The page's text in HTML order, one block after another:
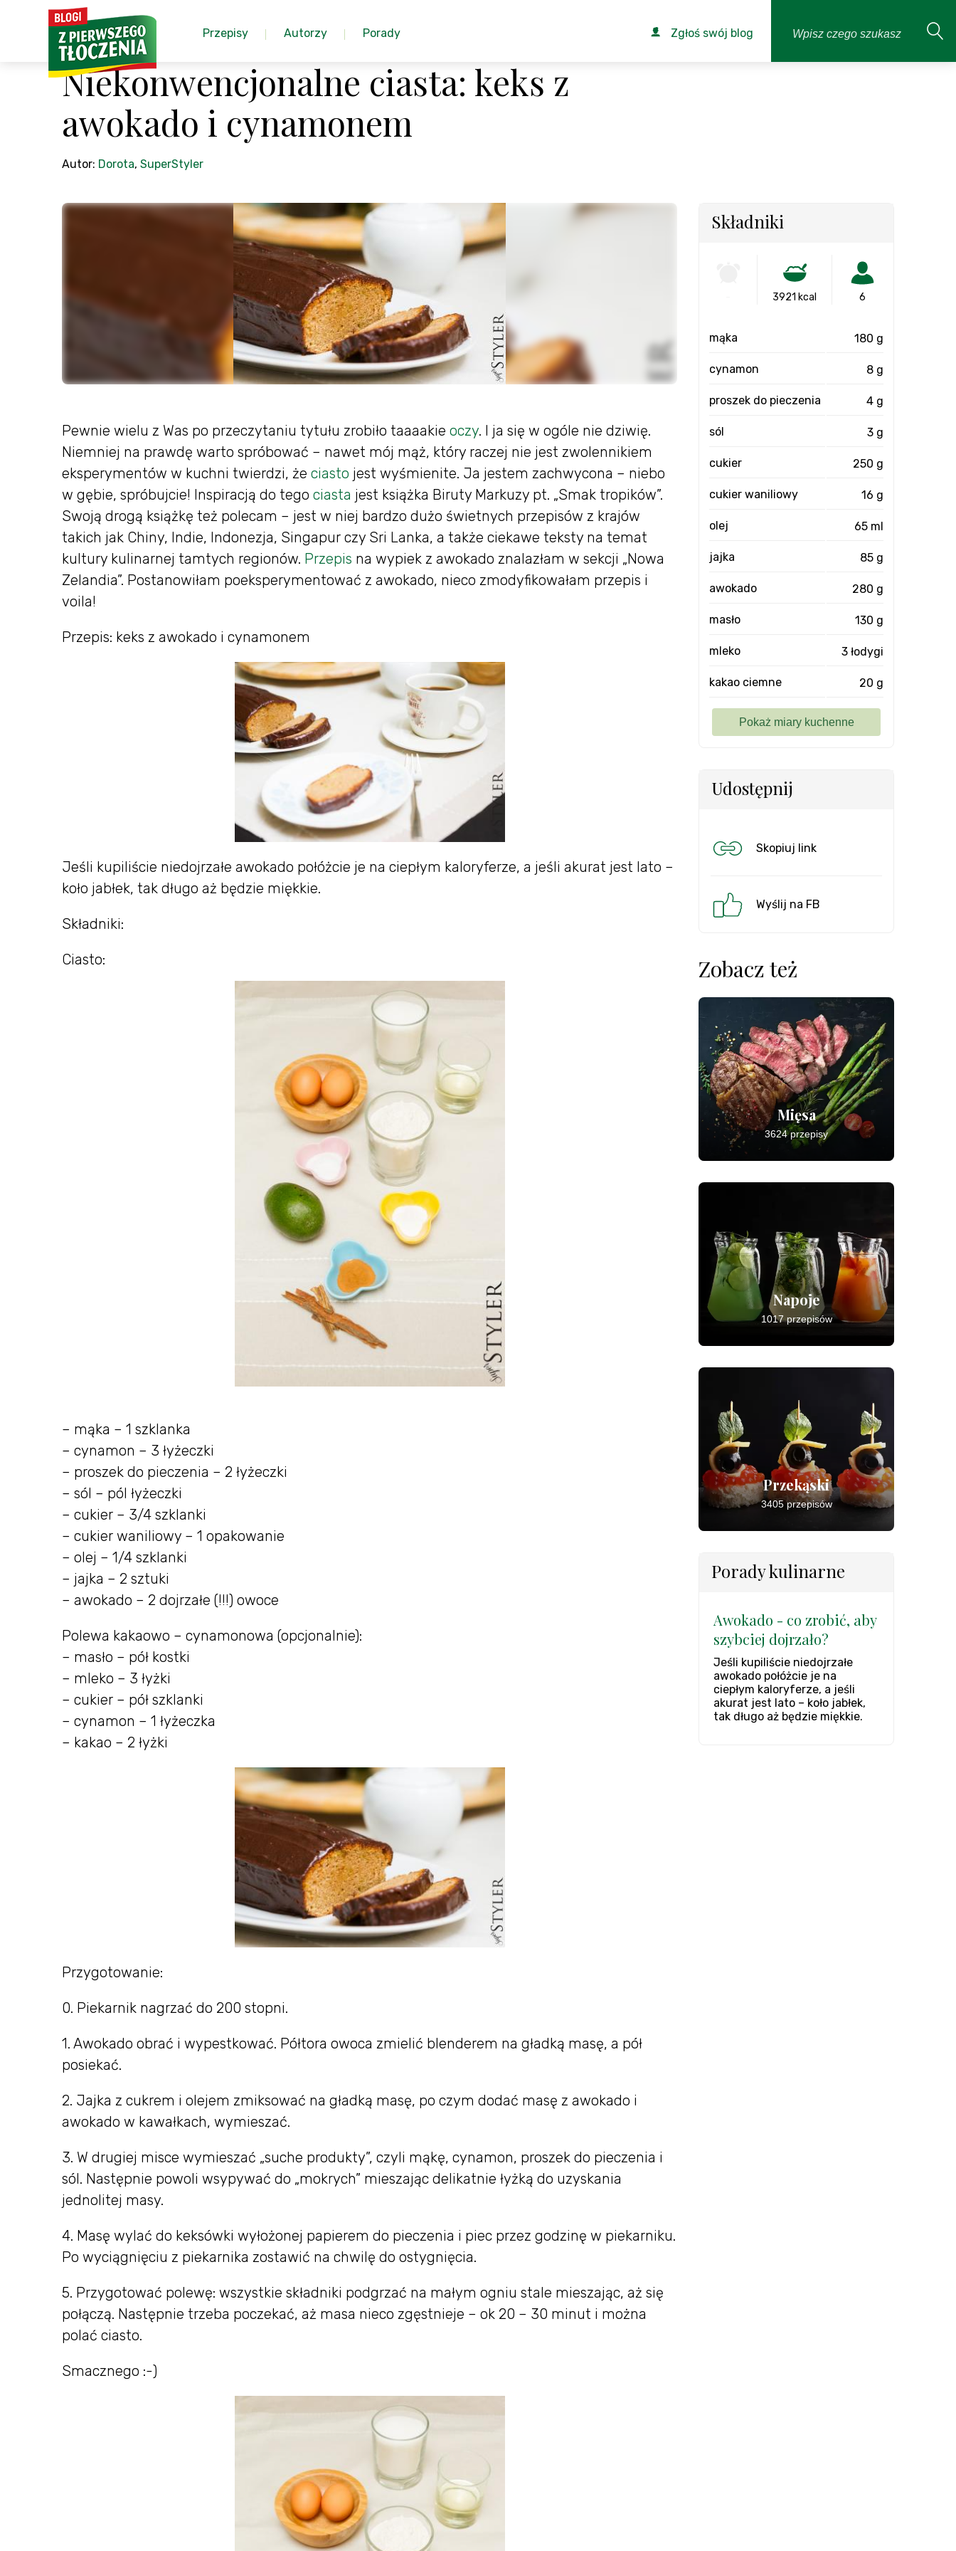
Przepisy Autorzy Porady Zgłoś swój blog
Niekonwencjonalne ciasta: keks z
awokado i cynamonem
Autor: Dorota, SuperStyler
Pewnie wielu z Was po przeczytaniu tytułu zrobiło taaaakie oczy. I ja się w ogóle nie dziwię.
Niemniej na prawdę warto spróbować – nawet mój mąż, który raczej nie jest zwolennikiem
eksperymentów w kuchni twierdzi, że ciasto jest wyśmienite. Ja jestem zachwycona – niebo
w gębie, spróbujcie! Inspiracją do tego ciasta jest książka Biruty Markuzy pt. „Smak tropików”.
Swoją drogą książkę też polecam – jest w niej bardzo dużo świetnych przepisów z krajów
takich jak Chiny, Indie, Indonezja, Singapur czy Sri Lanka, a także ciekawe teksty na temat
kultury kulinarnej tamtych regionów. Przepis na wypiek z awokado znalazłam w sekcji „Nowa
Zelandia”. Postanowiłam poeksperymentować z awokado, nieco zmodyfikowałam przepis i
voila!
Przepis: keks z awokado i cynamonem
Jeśli kupiliście niedojrzałe awokado połóżcie je na ciepłym kaloryferze, a jeśli akurat jest lato –
koło jabłek, tak długo aż będzie miękkie.
Składniki:
Ciasto:
– mąka – 1 szklanka
– cynamon – 3 łyżeczki
– proszek do pieczenia – 2 łyżeczki
– sól – pól łyżeczki
– cukier – 3/4 szklanki
– cukier waniliowy – 1 opakowanie
– olej – 1/4 szklanki
– jajka – 2 sztuki
– awokado – 2 dojrzałe (!!!) owoce
Polewa kakaowo – cynamonowa (opcjonalnie):
– masło – pół kostki
– mleko – 3 łyżki
– cukier – pół szklanki
– cynamon – 1 łyżeczka
– kakao – 2 łyżki
Przygotowanie:
0. Piekarnik nagrzać do 200 stopni.
1. Awokado obrać i wypestkować. Półtora owoca zmielić blenderem na gładką masę, a pół
posiekać.
2. Jajka z cukrem i olejem zmiksować na gładką masę, po czym dodać masę z awokado i
awokado w kawałkach, wymieszać.
3. W drugiej misce wymieszać „suche produkty”, czyli mąkę, cynamon, proszek do pieczenia i
sól. Następnie powoli wsypywać do „mokrych” mieszając delikatnie łyżką do uzyskania
jednolitej masy.
4. Masę wylać do keksówki wyłożonej papierem do pieczenia i piec przez godzinę w piekarniku.
Po wyciągnięciu z piekarnika zostawić na chwilę do ostygnięcia.
5. Przygotować polewę: wszystkie składniki podgrzać na małym ogniu stale mieszając, aż się
połączą. Następnie trzeba poczekać, aż masa nieco zgęstnieje – ok 20 – 30 minut i można
polać ciasto.
Smacznego :-)
Składniki
3921 kcal 6
mąka 180 g
cynamon 8 g
proszek do pieczenia 4 g
sól 3 g
cukier 250 g
cukier waniliowy 16 g
olej 65 ml
jajka 85 g
awokado 280 g
masło 130 g
mleko 3 łodygi
kakao ciemne 20 g
Udostępnij
Skopiuj link
Wyślij na FB
Zobacz też
Mięsa
3624 przepisy
Napoje
1017 przepisów
Przekąski
3405 przepisów
Porady kulinarne
Awokado - co zrobić, aby
szybciej dojrzało?
Jeśli kupiliście niedojrzałe
awokado połóżcie je na
ciepłym kaloryferze, a jeśli
akurat jest lato – koło jabłek,
tak długo aż będzie miękkie.